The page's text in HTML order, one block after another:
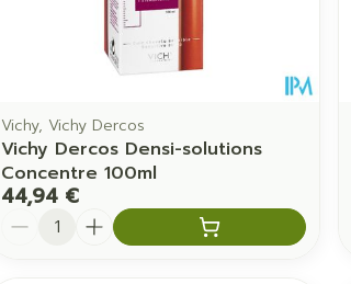
Vichy, Vichy Dercos
Vichy Dercos Densi-solutions
Concentre 100ml
44,94 €
Quantité